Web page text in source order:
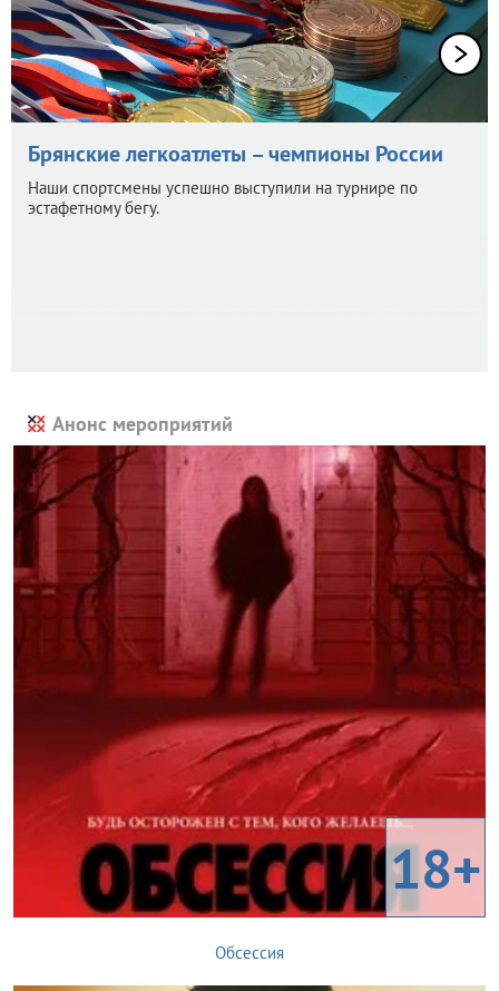
Брянские легкоатлеты – чемпионы России
Наши спортсмены успешно выступили на турнире по
эстафетному бегу.
Анонс мероприятий
18+
Обсессия